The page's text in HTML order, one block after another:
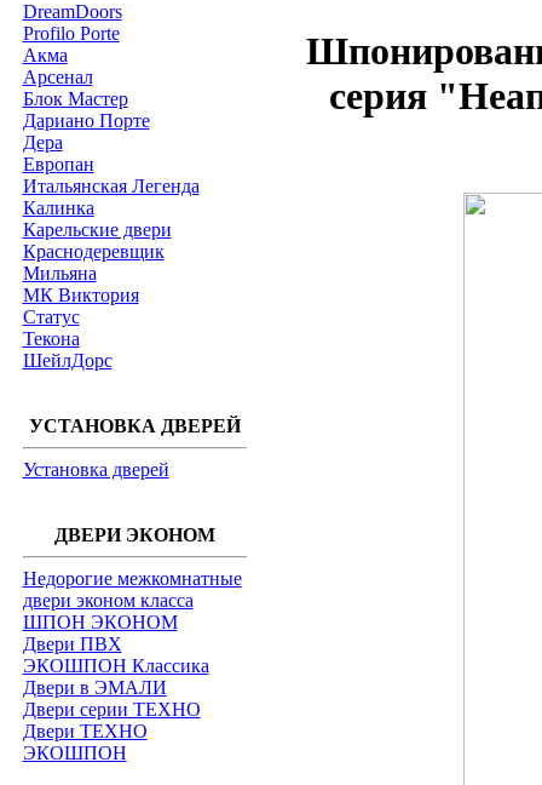
DreamDoors
Profilo Porte
Акма
Арсенал
Блок Мастер
Дариано Порте
Дера
Европан
Итальянская Легенда
Калинка
Карельские двери
Краснодеревщик
Мильяна
МК Виктория
Статус
Текона
ШейлДорс
УСТАНОВКА ДВЕРЕЙ
Установка дверей
ДВЕРИ ЭКОНОМ
Недорогие межкомнатные
двери эконом класса
ШПОН ЭКОНОМ
Двери ПВХ
ЭКОШПОН Классика
Двери в ЭМАЛИ
Двери серии ТЕХНО
Двери ТЕХНО
ЭКОШПОН
серия